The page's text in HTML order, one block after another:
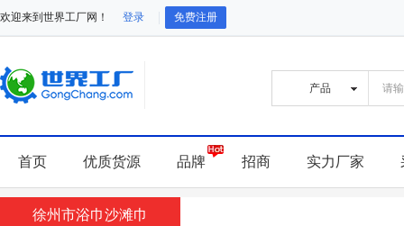
欢迎来到世界工厂网！ 登录 免费注册
首页 优质货源 品牌 招商 实力厂家
徐州市浴巾沙滩巾